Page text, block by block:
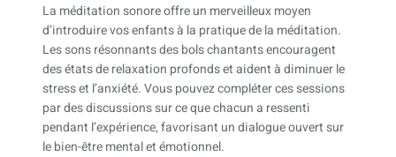
La méditation sonore offre un merveilleux moyen
d’introduire vos enfants à la pratique de la méditation.
Les sons résonnants des bols chantants encouragent
des états de relaxation profonds et aident à diminuer le
stress et l’anxiété. Vous pouvez compléter ces sessions
par des discussions sur ce que chacun a ressenti
pendant l’expérience, favorisant un dialogue ouvert sur
le bien-être mental et émotionnel.